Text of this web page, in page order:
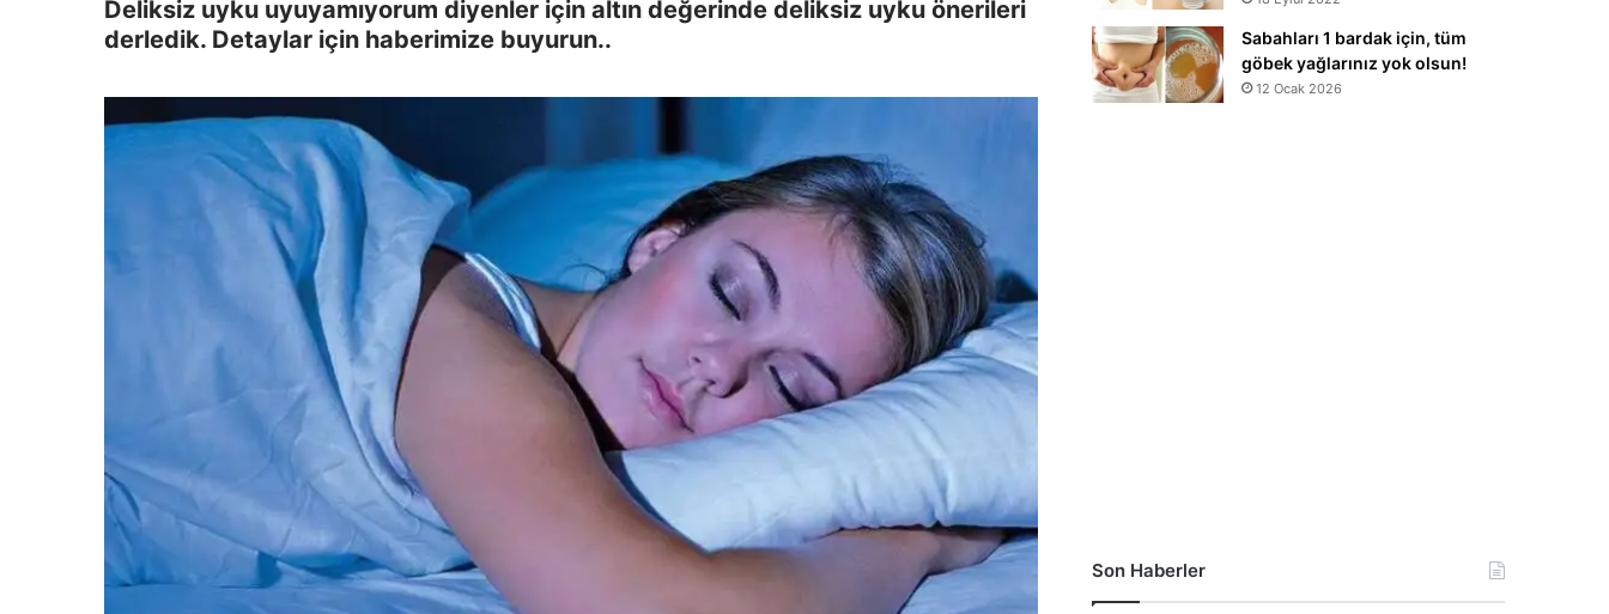
Deliksiz uyku uyuyamıyorum diyenler için altın değerinde deliksiz uyku önerileri
derledik. Detaylar için haberimize buyurun..
Sabahları 1 bardak için, tüm
göbek yağlarınız yok olsun!
12 Ocak 2026
Son Haberler